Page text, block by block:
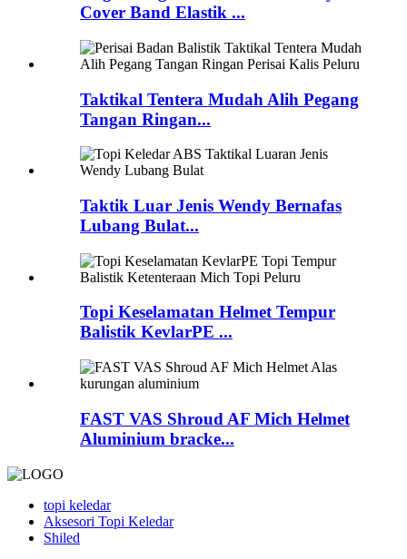
Cover Band Elastik ...
Taktikal Tentera Mudah Alih Pegang
Tangan Ringan...
Taktik Luar Jenis Wendy Bernafas
Lubang Bulat...
Topi Keselamatan Helmet Tempur
Balistik KevlarPE ...
FAST VAS Shroud AF Mich Helmet
Aluminium bracke...
topi keledar
Aksesori Topi Keledar
Shiled